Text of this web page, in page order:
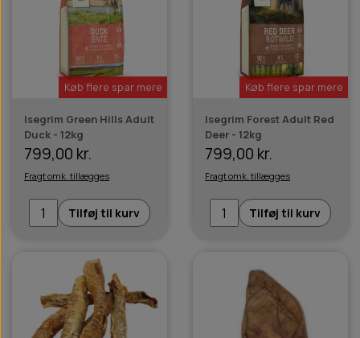
Køb flere spar mere
Isegrim Green Hills Adult
Duck - 12kg
799,00 kr.
Fragt omk. tillægges
Tilføj til kurv
Køb flere spar mere
Isegrim Forest Adult Red
Deer - 12kg
799,00 kr.
Fragt omk. tillægges
Tilføj til kurv